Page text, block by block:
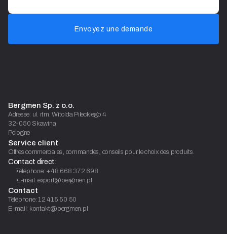
Envoyez une demande
Bergmen Sp. z o.o.
Adresse: ul. rtm. Witolda Pileckiego 4
32-050 Skawina
Pologne
Service client
Offres commerciales, commandes, conseils pour le choix des produits.
Contact direct:
Téléphone: +48 668 372 698
E-mail: export@bergmen.pl
Contact
Téléphone: 12 415 50 50
E-mail: kontakt@bergmen.pl